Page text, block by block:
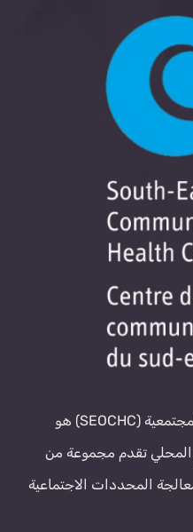
مركز جنوب شرق أوتاوا للصحة المجتمعية (SEOCHC) هو
المحلي تقدم مجموعة من
المحددات الاجتماعية